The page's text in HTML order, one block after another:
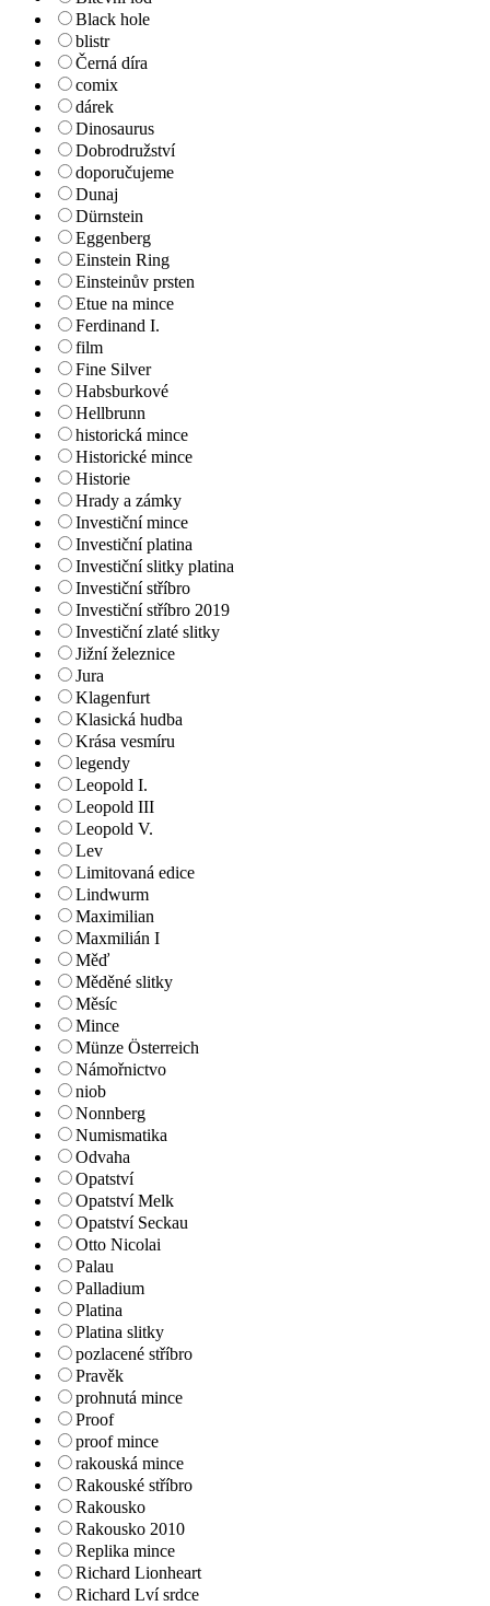
Black hole
blistr
Černá díra
comix
dárek
Dinosaurus
Dobrodružství
doporučujeme
Dunaj
Dürnstein
Eggenberg
Einstein Ring
Einsteinův prsten
Etue na mince
Ferdinand I.
film
Fine Silver
Habsburkové
Hellbrunn
historická mince
Historické mince
Historie
Hrady a zámky
Investiční mince
Investiční platina
Investiční slitky platina
Investiční stříbro
Investiční stříbro 2019
Investiční zlaté slitky
Jižní železnice
Jura
Klagenfurt
Klasická hudba
Krása vesmíru
legendy
Leopold I.
Leopold III
Leopold V.
Lev
Limitovaná edice
Lindwurm
Maximilian
Maxmilián I
Měď
Měděné slitky
Měsíc
Mince
Münze Österreich
Námořnictvo
niob
Nonnberg
Numismatika
Odvaha
Opatství
Opatství Melk
Opatství Seckau
Otto Nicolai
Palau
Palladium
Platina
Platina slitky
pozlacené stříbro
Pravěk
prohnutá mince
Proof
proof mince
rakouská mince
Rakouské stříbro
Rakousko
Rakousko 2010
Replika mince
Richard Lionheart
Richard Lví srdce